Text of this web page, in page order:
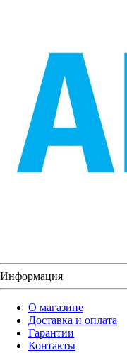
Информация
О магазине
Доставка и оплата
Гарантии
Контакты